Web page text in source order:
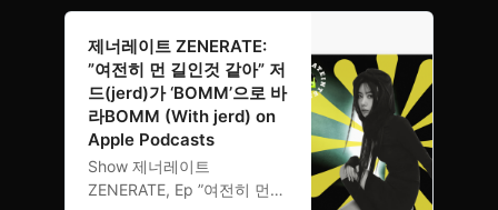
로 선정됐다. 하이라이트 레
코드 해체 후 인디펜던트로
활동을 이어온 그는 음울한
감정과 경험을 바탕으로 계절
의 순환을 돌아보며 효과적으
로 자전적인 메시지를 전달했
다. 저드와 함꼐 ‘BOMM’ 앨
범과 첫 솔로 콘서트, 바쁘게
살아온 저드의 20대를 돌아
‎제너레이트 ZENERATE:
”여전히 먼 길인것 같아” 저
드(jerd)가 ‘BOMM’으로 바
라BOMM (With jerd) on
Apple Podcasts
‎Show 제너레이트
ZENERATE, Ep ”여전히 먼